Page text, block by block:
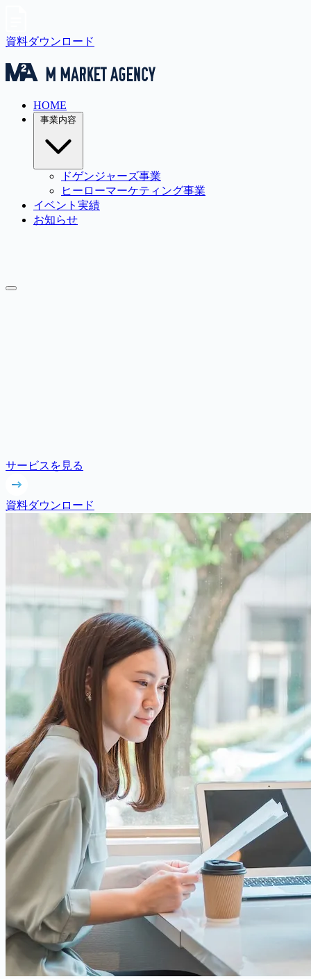
資料ダウンロード
HOME
事業内容
ドゲンジャーズ事業
ヒーローマーケティング事業
イベント実績
お知らせ